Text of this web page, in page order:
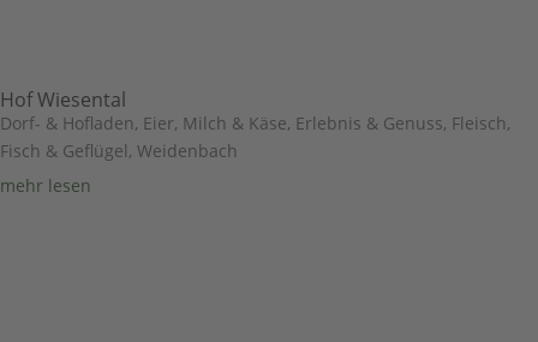
Hof Wiesental
Dorf- & Hofladen, Eier, Milch & Käse, Erlebnis & Genuss, Fleisch,
Fisch & Geflügel, Weidenbach
mehr lesen